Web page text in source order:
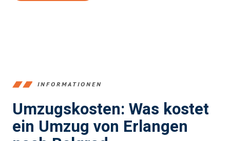
INFORMATIONEN
Umzugskosten: Was kostet
ein Umzug von Erlangen